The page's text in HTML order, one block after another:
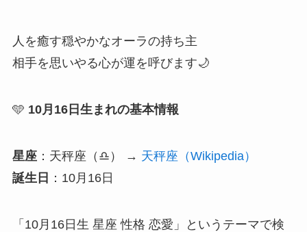
人を癒す穏やかなオーラの持ち主
相手を思いやる心が運を呼びます🌙
🩵 10月16日生まれの基本情報
星座：天秤座（♎） → 天秤座（Wikipedia）
誕生日 ：10月16日
「10月16日生 星座 性格 恋愛」というテーマで検